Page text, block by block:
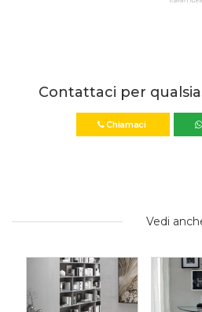
Contattaci per
Chiamaci
Vedi